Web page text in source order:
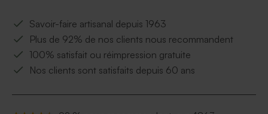
Savoir-faire artisanal depuis 1963
Plus de 92% de nos clients nous recommandent
100% satisfait ou réimpression gratuite
Nos clients sont satisfaits depuis 60 ans